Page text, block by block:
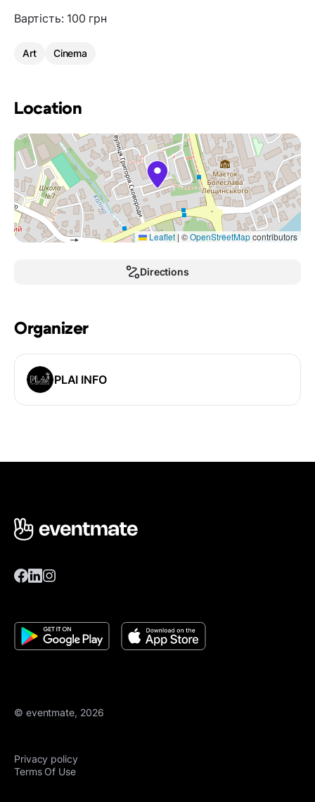
Вартість: 100 грн
Art Cinema
Location
Leaflet | ©OpenStreetMapcontributors
Directions
Organizer
PLAI INFO
© eventmate, 2026
Privacy policy
Terms Of Use